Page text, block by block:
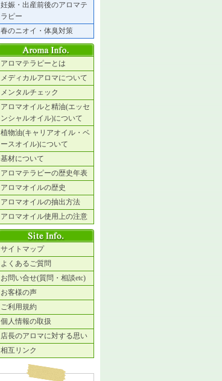
妊娠・出産前後のアロマテ
ラピー
春のニオイ・体臭対策
アロマテラピーとは
メディカルアロマについて
メンタルチェック
アロマオイルと精油(エッセ
ンシャルオイル)について
植物油(キャリアオイル・ベ
ースオイル)について
基材について
アロマテラピーの歴史年表
アロマオイルの歴史
アロマオイルの抽出方法
アロマオイル使用上の注意
サイトマップ
よくあるご質問
お問い合せ(質問・相談etc)
お客様の声
ご利用規約
個人情報の取扱
店長のアロマに対する思い
相互リンク